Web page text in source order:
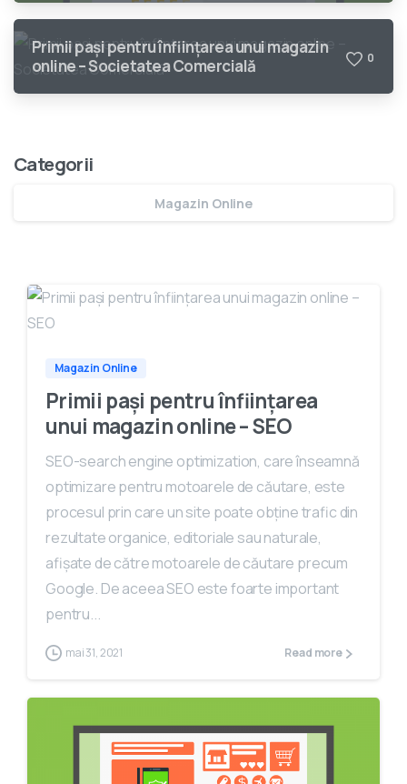
Primii pași pentru înființarea unui magazin
online – Societatea Comercială
0
Categorii
Magazin Online
0 0
Magazin Online
Primii pași pentru înființarea
unui magazin online – SEO
SEO-search engine optimization, care înseamnă
optimizare pentru motoarele de căutare, este
procesul prin care un site poate obține trafic din
rezultate organice, editoriale sau naturale,
afișate de către motoarele de căutare precum
Google. De aceea SEO este foarte important
pentru...
mai 31, 2021 Read more